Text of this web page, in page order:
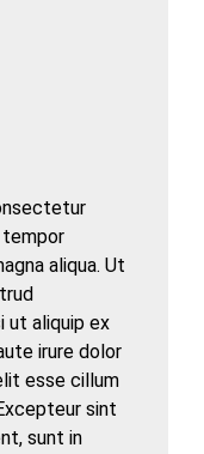
tempor
aliqua. Ut
ut aliquip ex
irure dolor
esse cillum
sint
sunt in